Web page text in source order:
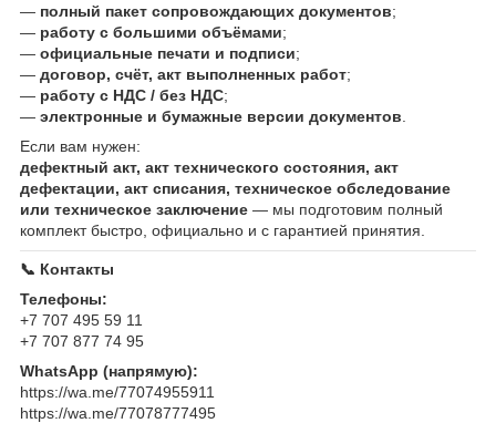
— полный пакет сопровождающих документов;
— работу с большими объёмами;
— официальные печати и подписи;
— договор, счёт, акт выполненных работ;
— работу с НДС / без НДС;
— электронные и бумажные версии документов
Если вам нужен:
дефектный акт, акт технического состояния, акт
дефектации, акт списания, техническое обследование
или техническое заключение — мы подготовим полный
комплект быстро, официально и с гарантией принятия.
📞 Контакты
Телефоны:
+7 707 495 59 11
+7 707 877 74 95
WhatsApp (напрямую):
https://wa.me/77074955911
https://wa.me/77078777495